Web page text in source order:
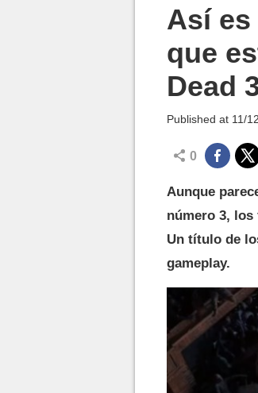
Así
que
Dead
Published at 11/
0
Aunque
número 3, los
Un título de
gameplay.